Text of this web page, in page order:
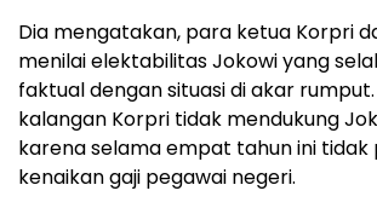
Dia mengatakan, para ketua Korpri
menilai elektabilitas Jokowi yang
faktual dengan situasi di akar
kalangan Korpri tidak mendukung
karena selama empat tahun ini tidak
kenaikan gaji pegawai negeri.